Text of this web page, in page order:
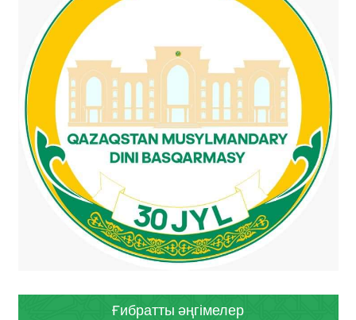
Ғибратты әңгімелер